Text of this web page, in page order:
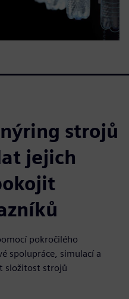
strojů
jejich
pokročilého
spolupráce, simulací a
složitost strojů